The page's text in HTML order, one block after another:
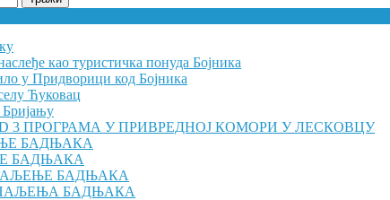
као туристичка понуда Бојника
у Придворици код Бојника
Ћуковац
3 ПРОГРАМА У ПРИВРЕДНОЈ КОМОРИ У ЛЕСКОВЦУ
БАДЊАКА
БАДЊАКА
БАДЊАКА
БАДЊАКА